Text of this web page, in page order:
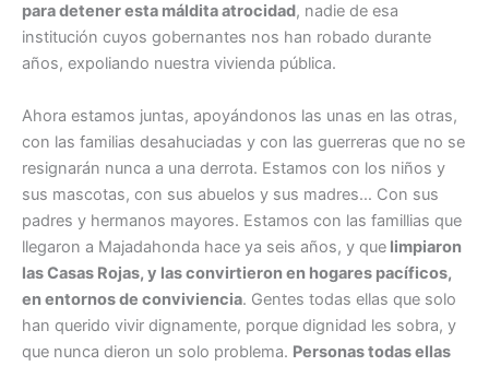
para detener esta máldita atrocidad, nadie de esa
institución cuyos gobernantes nos han robado durante
años, expoliando nuestra vivienda pública.
Ahora estamos juntas, apoyándonos las unas en las otras,
con las familias desahuciadas y con las guerreras que no se
resignarán nunca a una derrota. Estamos con los niños y
sus mascotas, con sus abuelos y sus madres… Con sus
padres y hermanos mayores. Estamos con las famillias que
llegaron a Majadahonda hace ya seis años, y que limpiaron
las Casas Rojas, y las convirtieron en hogares pacíficos,
en entornos de conviviencia. Gentes todas ellas que solo
han querido vivir dignamente, porque dignidad les sobra, y
que nunca dieron un solo problema. Personas todas ellas